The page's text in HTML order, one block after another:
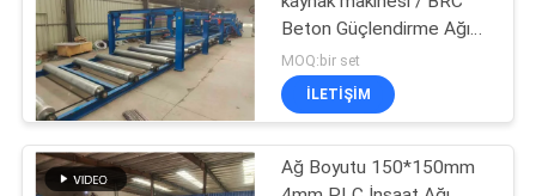
TEKLIF
ISTEĞI
SITE
HARITASI
Hasır Panel Kaynak
Makinesi
Beton Güçlendirme Ağı
paneli kaynak makinesi
MOQ:bir set
İLETIŞIM
Ağ Boyutu 150*150mm